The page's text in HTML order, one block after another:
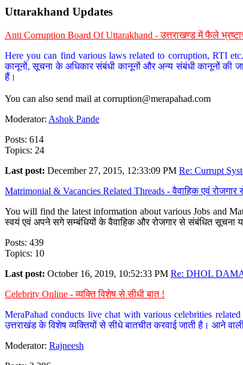
Uttarakhand Updates
Anti Corruption Board Of Uttarakhand - उत्तराखण्ड में फैले
Here you can find various laws related to corruption, RTI
कानूनों, सूचना के अधिकार संबंधी कानूनों और अन्य संबंधी कानूनों की
हैं।
You can also send mail at corruption@merapahad.com
Moderator: Ashok Pande
Posts: 614
Topics: 24
Last post: December 27, 2015, 12:33:09 PM Re: Currupt
Matrimonial & Vacancies Related Threads - वैवाहिक एवं रोजगार
You will find the latest information about various Jobs and
स्वयं एवं अपने सगे सम्बंधियों के वैवाहिक और रोजगार से संबंधित सूचना
Posts: 439
Topics: 10
Last post: October 16, 2019, 10:52:33 PM Re: DHOL
Celebrity Online - व्यक्ति विशेष से सीधी बात !
MeraPahad conducts live chat with various celebrities
उत्तराखंड के विशेष व्यक्तियों से सीधे बातचीत करवाई जाती है। आने
Moderator: Rajneesh